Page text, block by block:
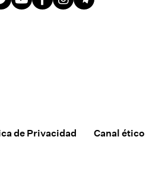
de Privacidad Canal ético